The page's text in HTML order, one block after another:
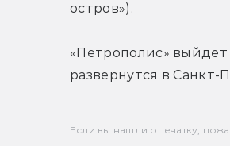
остров»).
«Петрополис»
развернутся в Санкт-
Если вы нашли опечатку,